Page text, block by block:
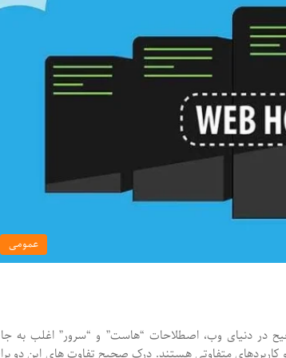
عمومی
در دنیای وب، اصطلاحات “هاست” و “سرور” اغلب به
کاربردهای متفاوتی هستند. درک صحیح تفاوت های این دو